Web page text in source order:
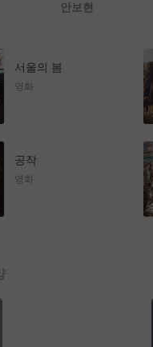
안보현
서울의 봄
영화
공작
영화